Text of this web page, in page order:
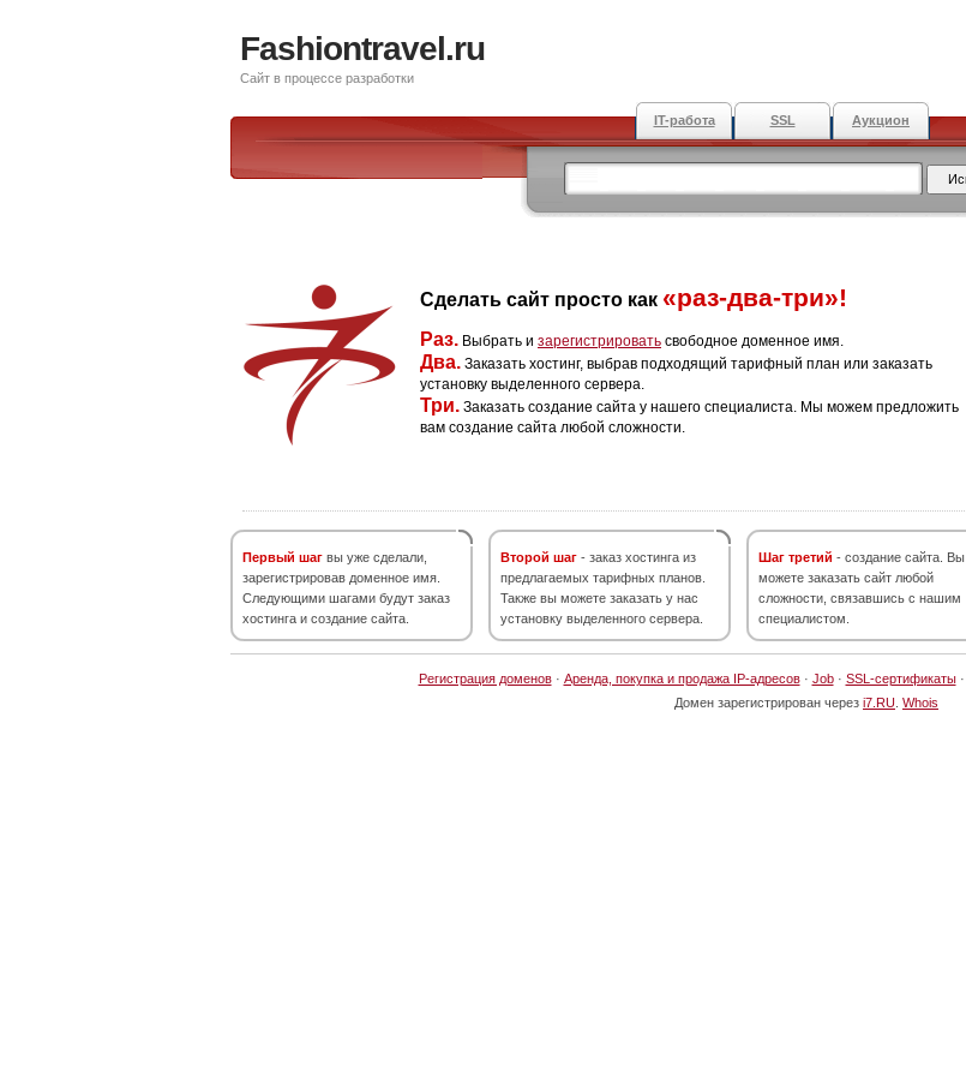
Fashiontravel.ru
Сайт в процессе разработки
IT-работа SSL Аукцион
Сделать сайт просто как «раз-два-три»!
Раз. Выбрать и зарегистрировать свободное доменное имя.
Два. Заказать хостинг, выбрав подходящий тарифный план или заказать
установку выделенного сервера.
Три. Заказать создание сайта у нашего специалиста. Мы можем предложить
вам создание сайта любой сложности.
Первый шаг вы уже сделали,
зарегистрировав доменное имя.
Следующими шагами будут заказ
хостинга и создание сайта.
Второй шаг - заказ хостинга из
предлагаемых тарифных планов.
Также вы можете заказать у нас
установку выделенного сервера.
Шаг третий - создание сайта. Вы
можете заказать сайт любой
сложности, связавшись с нашим
специалистом.
Регистрация доменов· Аренда, покупка и продажа IP-адресов· Job· SSL-сертификаты·
Домен зарегистрирован через i7.RU Whois